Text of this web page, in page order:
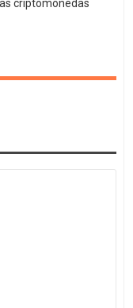
criptomonedas